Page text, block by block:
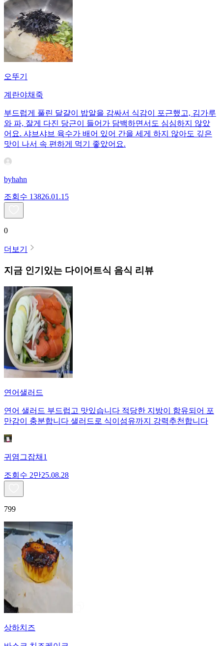
오뚜기
계란야채죽
부드럽게 풀린 달걀이 밥알을 감싸서 식감이 포근했고, 김가루
와 파, 잘게 다진 당근이 들어가 담백하면서도 심심하지 않았
어요. 샤브샤브 육수가 배어 있어 간을 세게 하지 않아도 깊은
맛이 나서 속 편하게 먹기 좋았어요.
byhahn
조회수 13826.01.15
0
더보기
지금 인기있는 다이어트식 음식 리뷰
연어샐러드
연어 샐러드 부드럽고 맛있습니다 적당한 지방이 함유되어 포
만감이 충분합니다 샐러드로 식이섬유까지 강력추천합니다
귀염그잡채1
조회수 2만25.08.28
799
상하치즈